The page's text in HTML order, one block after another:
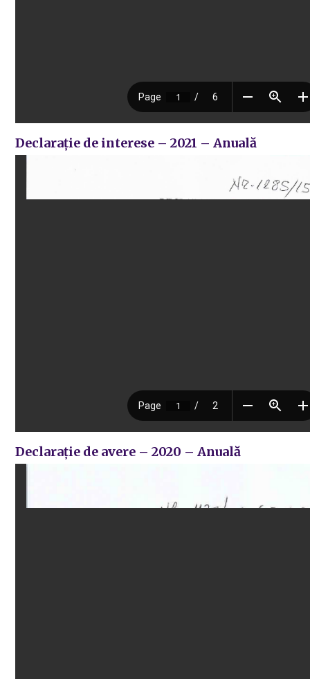
Declarație de interese – 2021 – Anuală
Declarație de avere – 2020 – Anuală